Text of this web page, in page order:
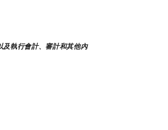
及執行會計、審計和其他內